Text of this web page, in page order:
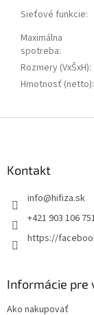
Sieťové funkcie:
Maximálna
spotreba:
Rozmery (VxŠxH):
Hmotnosť (netto):
Kontakt
info@hifiza.sk
+421 903 106
https://
Informácie pre
Ako nakupovať